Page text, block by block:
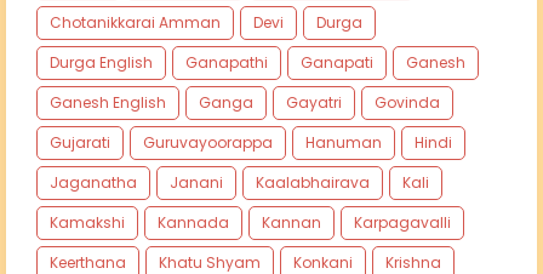
Chotanikkarai Amman
Devi
Durga
Durga English
Ganapathi Ganapati
Ganesh
Ganesh English
Ganga Gayatri
Govinda
Gujarati
Guruvayoorappa Hanuman
Hindi
Jaganatha
Janani Kaalabhairava
Kali
Kamakshi
Kannada Kannan
Karpagavalli
Keerthana
Khatu Shyam Konkani
Krishna